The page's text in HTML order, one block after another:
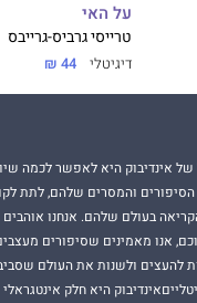
על האי
טרייסי גרביס-גרייבס
דיגיטלי 44 ₪
אינדיבוק היא לאפשר לכמה
והמסרים שלהם, לתת
בעולם שלהם. אנחנו
אנו מאמינים שסיפורים
להעצים ולשנות את העולם
היא חלק